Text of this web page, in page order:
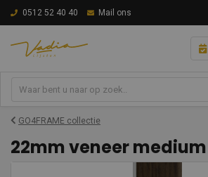
0512 52 40 40 Mail ons
GO4FRAME collectie
22mm veneer